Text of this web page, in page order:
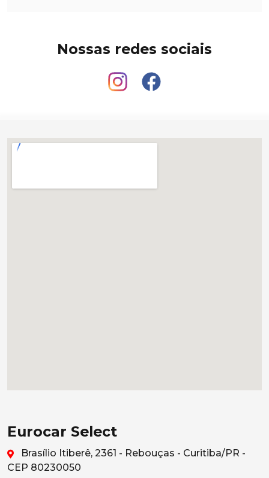
Nossas redes sociais
Eurocar Select
Brasílio Itiberê, 2361 - Rebouças - Curitiba/PR -
CEP 80230050